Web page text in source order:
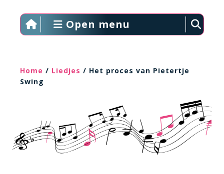
Open menu
Home / Liedjes / Het proces van Pietertje
Swing